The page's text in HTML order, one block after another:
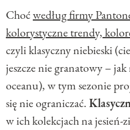
Choćwedług firmy
kolorystyczne trendy,
czyli klasyczny niebieski
jeszcze nie granatowy –
oceanu), w tym sezonie
się nie ograniczać.
w ich kolekcjach na jesień-